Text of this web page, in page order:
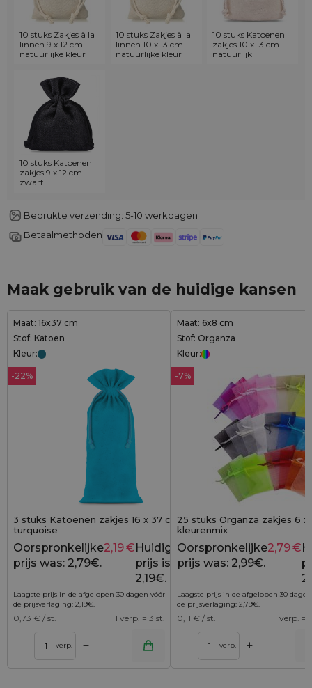
10 stuks Zakjes à la
linnen 9 x 12 cm -
natuurlijke kleur
10 stuks Zakjes à la
linnen 10 x 13 cm -
natuurlijke kleur
10 stuks Katoenen
zakjes 10 x 13 cm -
natuurlijk
10 stuks Katoenen
zakjes 9 x 12 cm -
zwart
Bedrukte verzending: 5-10 werkdagen
Betaalmethoden
Maak gebruik van de huidige kansen
Maat: 16x37 cm
Stof: Katoen
Kleur:
-22%
3 stuks Katoenen zakjes 16 x 37 cm -
turquoise
2,79 €
Oorspronkelijke
prijs was: 2,79€.
2,19€Huidige
prijs is:
2,19€.
Laagste prijs in de afgelopen 30 dagen vóór
de prijsverlaging: 2,19€
0,73 € / st. 1 verp. = 3 st.
– verp. +
Maat: 6x8 cm
Stof: Organza
Kleur:
-7%
25 stuks Organza zakjes 6
kleurenmix
Oorspronkelijke
prijs was: 2,99€.
2,79€
Laagste prijs in de afgelopen 30
de prijsverlaging: 2,79€
0,11 € / st. 1 verp. =
– verp. +
Toevoegen aan winkelwagen Toevoegen aan